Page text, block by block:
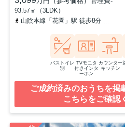
93.57㎡（3LDK）
山陰本線「花園」駅 徒歩8分
バストイレ
別
TVモニタ
付きインタ
ーホン
カウンター
キッチン
ご成約済みのおうちを掲
こちらをご確認